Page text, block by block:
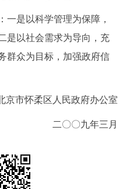
是以科学管理为保障，
是以社会需求为导向，充
群众为目标，加强政府信
京市怀柔区人民政府办公室
二〇〇九年三月